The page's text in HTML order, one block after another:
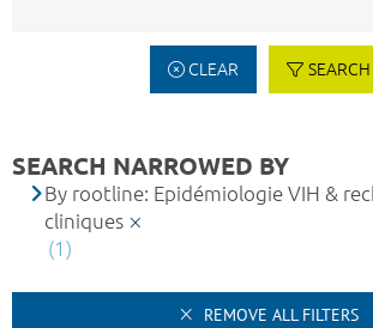
CLEAR SEARCH
SEARCH NARROWED BY
By rootline: Epidémiologie VIH &
cliniques
(1)
REMOVE ALL FILTERS